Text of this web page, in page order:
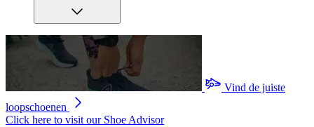
Vind de juiste
loopschoenen
Click here to visit our Shoe Advisor